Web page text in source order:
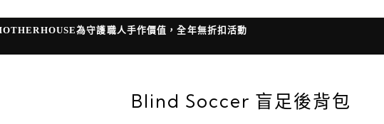
為守護職人手作價值，全年無折扣活動
Blind Soccer 盲足後背包